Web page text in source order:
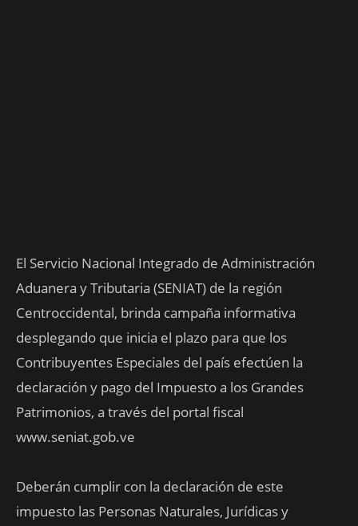
El Servicio Nacional Integrado de Administración
Aduanera y Tributaria (SENIAT) de la región
Centroccidental, brinda campaña informativa
desplegando que inicia el plazo para que los
Contribuyentes Especiales del país efectúen la
declaración y pago del Impuesto a los Grandes
Patrimonios, a través del portal fiscal
www.seniat.gob.ve
Deberán cumplir con la declaración de este
impuesto las Personas Naturales, Jurídicas y